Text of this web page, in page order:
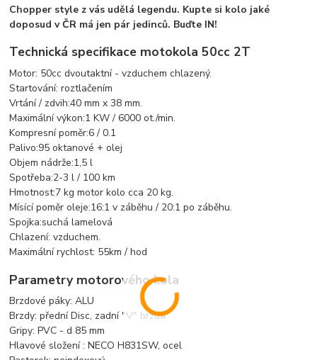
Chopper style z vás udělá legendu. Kupte si kolo jaké
doposud v ČR má jen pár jedinců. Buďte IN!
Technická specifikace motokola 50cc 2T
Motor: 50cc dvoutaktní - vzduchem chlazený.
Startování: roztlačením
Vrtání / zdvih:40 mm x 38 mm.
Maximální výkon:1 KW / 6000 ot./min.
Kompresní poměr:6 / 0.1
Palivo:95 oktanové + olej
Objem nádrže:1,5 l
Spotřeba:2-3 l / 100 km
Hmotnost:7 kg motor kolo cca 20 kg.
Mísící poměr oleje:16:1 v záběhu / 20:1 po záběhu.
Spojka:suchá lamelová
Chlazení: vzduchem.
Maximální rychlost: 55km / hod
Parametry motorového kola
Brzdové páky: ALU
Brzdy: přední Disc, zadní "V" brzda
Gripy: PVC - d 85 mm
Hlavové složení : NECO H831SW, ocel